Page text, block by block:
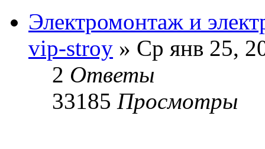
Электромонтаж и
vip-stroy » Ср янв 25,
2 Ответы
33185 Просмотры